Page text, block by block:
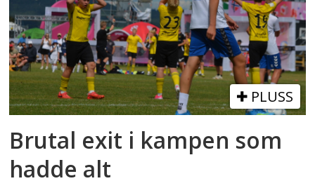
PLUSS
Brutal exit i kampen som
hadde alt